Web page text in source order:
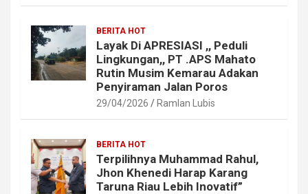
BERITA HOT
Layak Di APRESIASI ,, Peduli
Lingkungan,, PT .APS Mahato
Rutin Musim Kemarau Adakan
Penyiraman Jalan Poros
29/04/2026 Ramlan Lubis
BERITA HOT
Terpilihnya Muhammad Rahul,
Jhon Khenedi Harap Karang
Taruna Riau Lebih Inovatif”